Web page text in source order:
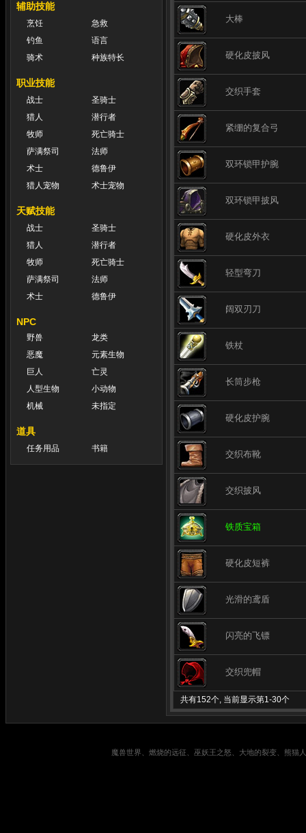
辅助技能
烹饪
急救
钓鱼
语言
骑术
种族特长
职业技能
战士
圣骑士
猎人
潜行者
牧师
死亡骑士
萨满祭司
法师
术士
德鲁伊
猎人宠物
术士宠物
天赋技能
战士
圣骑士
猎人
潜行者
牧师
死亡骑士
萨满祭司
法师
术士
德鲁伊
NPC
野兽
龙类
恶魔
元素生物
巨人
亡灵
人型生物
小动物
机械
未指定
道具
任务用品 书籍
大棒
硬化皮披风
交织手套
紧绷的复合弓
双环锁甲护腕
双环锁甲披风
硬化皮外衣
轻型弯刀
阔双刃刀
铁杖
长筒步枪
硬化皮护腕
交织布靴
交织披风
铁质宝箱
硬化皮短裤
光滑的鸢盾
闪亮的飞镖
交织兜帽
共有152个, 当前显示第1-30个
魔兽世界、燃烧的远征、巫妖王之怒、大地的裂变、熊猫